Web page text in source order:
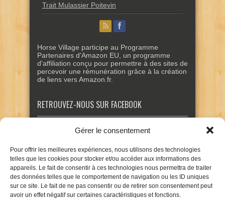
Gérer le consentement
Pour offrir les meilleures expériences, nous utilisons des technologies
telles que les cookies pour stocker et/ou accéder aux informations des
appareils. Le fait de consentir à ces technologies nous permettra de traiter
des données telles que le comportement de navigation ou les ID uniques
sur ce site. Le fait de ne pas consentir ou de retirer son consentement peut
avoir un effet négatif sur certaines caractéristiques et fonctions.
Trait Mulassier Poitevin
Horse Village participe au Programme
Partenaires d'Amazon EU, un programme
d'affiliation conçu pour permettre à des sites de
percevoir une rémunération grâce à la création
de liens vers Amazon.fr.
RETROUVEZ-NOUS SUR FACEBOOK